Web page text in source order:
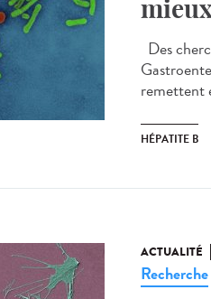
Des
remettent
HÉPATITE B
ACTUALITÉ
Recherche